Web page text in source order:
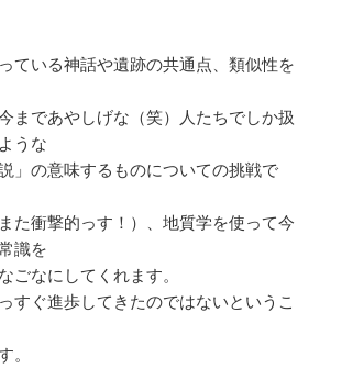
ている神話や遺跡の共通点、類似性を
まであやしげな（笑）人たちでしか扱
うな
」の意味するものについての挑戦で
た衝撃的っす！）、地質学を使って今
識を
ごなにしてくれます。
すぐ進歩してきたのではないというこ
。